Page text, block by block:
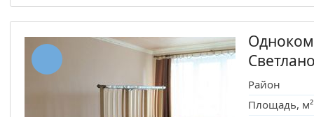
Район
Площадь, м²